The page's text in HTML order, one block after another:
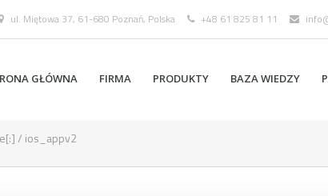
ul. Miętowa 37, 61-680 Poznań, Polska +48 61 825 81 11
GŁÓWNA FIRMA PRODUKTY BAZA WIEDZY
/ ios_appv2